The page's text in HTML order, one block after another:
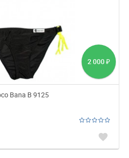
2 000 ₽
Bana B 9125
favorite